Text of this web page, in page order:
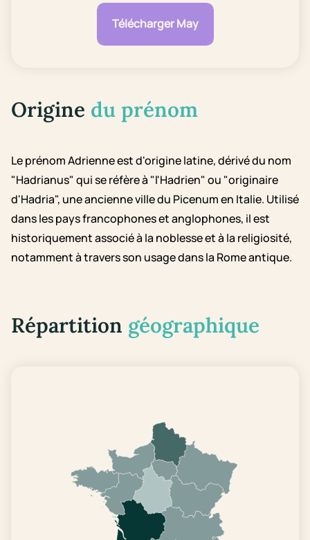
Télécharger May
Origine du prénom
Le prénom Adrienne est d'origine latine, dérivé du nom
"Hadrianus" qui se réfère à "l'Hadrien" ou "originaire
d'Hadria", une ancienne ville du Picenum en Italie. Utilisé
dans les pays francophones et anglophones, il est
historiquement associé à la noblesse et à la religiosité,
notamment à travers son usage dans la Rome antique.
Répartition géographique